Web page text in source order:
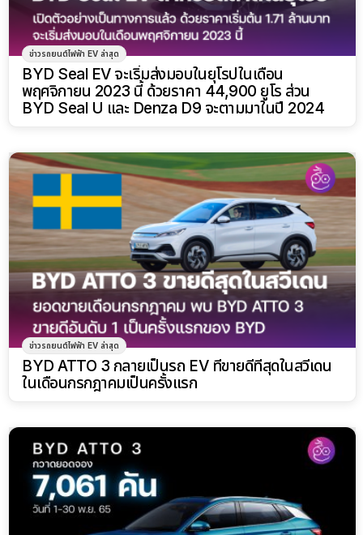
ข่าวรถยนต์ไฟฟ้า EV ล่าสุด
BYD Seal EV จะเริ่มส่งมอบในยุโรปในเดือน
พฤศจิกายน 2023 นี้ ด้วยราคา 44,900 ยูโร ส่วน
BYD Seal U และ Denza D9 จะตามมาในปี 2024
ข่าวรถยนต์ไฟฟ้า EV ล่าสุด
BYD ATTO 3 กลายเป็นรถ EV ที่ขายดีที่สุดในสวีเดน
ในเดือนกรกฎาคมเป็นครั้งแรก